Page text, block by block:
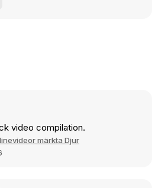
video compilation.
märkta Djur